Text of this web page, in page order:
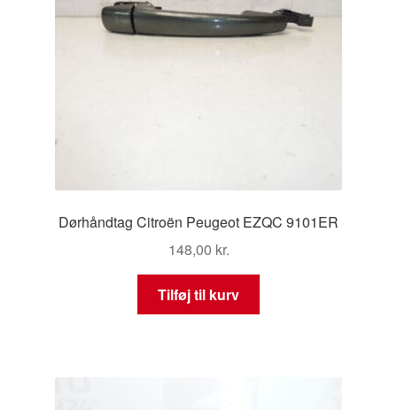
Dørhåndtag Citroën Peugeot EZQC 9101ER
148,00 kr.
Tilføj til kurv